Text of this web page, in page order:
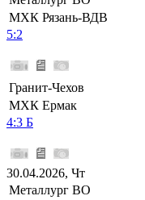
МХК Рязань-ВДВ
5:2
Гранит-Чехов
МХК Ермак
4:3 Б
30.04.2026, Чт
Металлург ВО